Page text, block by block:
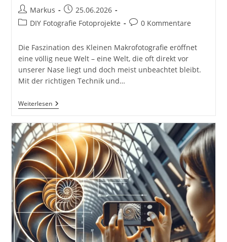
Beitrags-
Autor:
Markus
Beitrag
veröffentlicht:
25.06.2026
Beitrags-
DIY Fotografie Fotoprojekte
Beitrags-
0 Kommentare
Die Faszination des Kleinen Makrofotografie eröffnet
eine völlig neue Welt – eine Welt, die oft direkt vor
unserer Nase liegt und doch meist unbeachtet bleibt.
Mit der richtigen Technik und…
WeiterlesenMakrofotografie
Mit
Detailaufnahmen
Von
Alltagsgegenständen
Für
DIY-
Fotoprojekte
Inkl.
37
Tipps
&
Tricks